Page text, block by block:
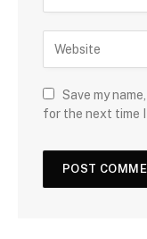
Save my
for the next time